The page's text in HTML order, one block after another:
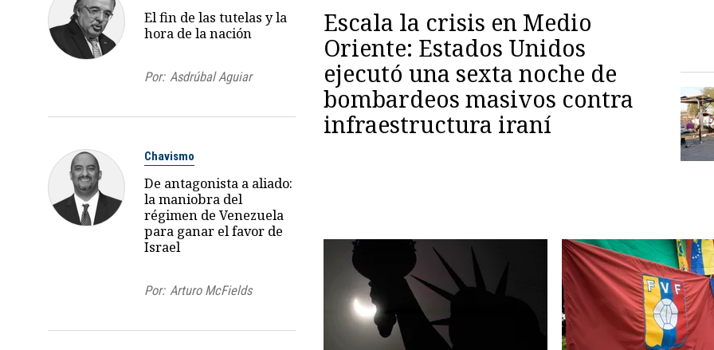
El fin de las tutelas y la
hora de la nación
Por: Asdrúbal Aguiar
Chavismo
De antagonista a aliado:
la maniobra del
régimen de Venezuela
para ganar el favor de
Israel
Por: Arturo McFields
Escala la crisis en Medio
Oriente: Estados Unidos
ejecutó una sexta noche de
bombardeos masivos contra
infraestructura iraní